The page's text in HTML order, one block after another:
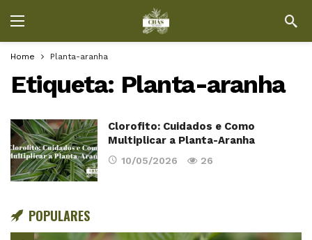
Home Planta-aranha
Etiqueta: Planta-aranha
Clorofito: Cuidados e Como
Multiplicar a Planta-Aranha
10/05/2026 26
POPULARES